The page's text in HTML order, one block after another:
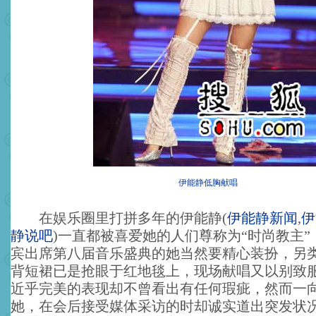
伊能静低胸献唱
在娱乐圈里打拼多年的伊能静(伊能静新闻,
静说吧)一直都被喜爱她的人们尊称为“时尚教主”
宾出席第八届音乐盛典的她当然要精心装扮，另
背短裙已是抢眼于红地毯上，现场献唱又以别致
近乎完美的表现却不曾看出有任何瑕疵，然而一
她，在会后接受媒体采访的时却诚实道出突发状